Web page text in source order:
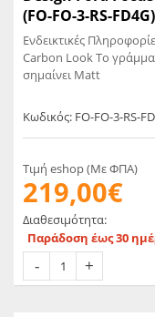
(FO-FO-3-RS-FD4G)
Ενδεικτικές
Carbon Look Το γράμμα
σημαίνει Matt
Κωδικός: FO-FO-3-RS-
Τιμή eshop (Με ΦΠΑ)
219,00€
Διαθεσιμότητα:
Παράδοση έως 30